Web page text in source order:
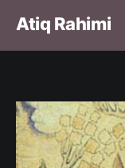
Atiq Rahimi